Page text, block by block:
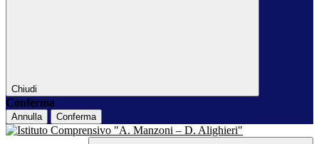
Chiudi
Conferma
Annulla Conferma